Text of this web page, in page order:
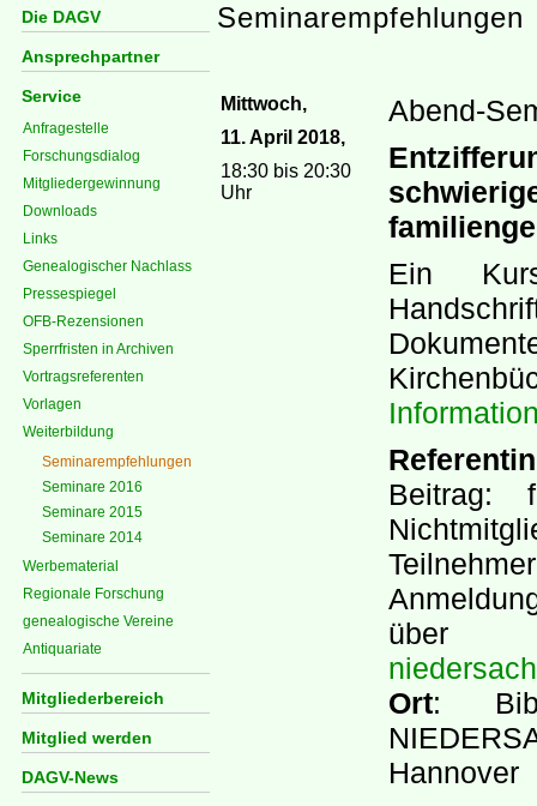
Die DAGV
Ansprechpartner
Service
Anfragestelle
Forschungsdialog
Mitgliedergewinnung
Downloads
Links
Genealogischer Nachlass
Pressespiegel
OFB-Rezensionen
Sperrfristen in Archiven
Vortragsreferenten
Vorlagen
Weiterbildung
Seminarempfehlungen
Seminare 2016
Seminare 2015
Seminare 2014
Werbematerial
Regionale Forschung
genealogische Vereine
Antiquariate
Mitgliederbereich
Mitglied werden
DAGV-News
Seminarempfehlungen
Mittwoch,
11. April 2018,
18:30 bis 20:30
Uhr
Abend-
Ein
Beitrag:
Ort:
Hannover